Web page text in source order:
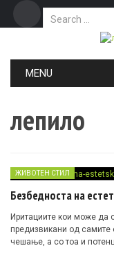
Search for:
MENU
лепило
ЖИВОТЕН СТИЛ
Безбедноста на
Иритациите кои може да
предизвикани од самите
чешање, а со тоа и